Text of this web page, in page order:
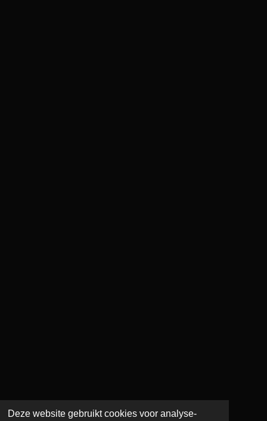
Deze website gebruikt cookies voor analyse-